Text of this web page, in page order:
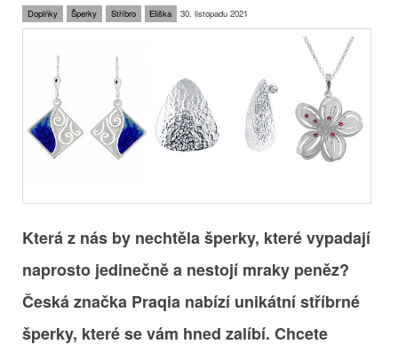
Doplňky Šperky Stříbro Eliška 30. listopadu 2021
Která z nás by nechtěla šperky, které vypadají
naprosto jedinečně a nestojí mraky peněz?
Česká značka Praqia nabízí unikátní stříbrné
šperky, které se vám hned zalíbí. Chcete